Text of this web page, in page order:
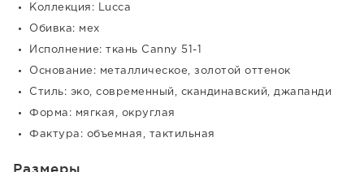
Коллекция: Lucca
Обивка: мех
Исполнение: ткань Canny 51-1
Основание: металлическое, золотой оттенок
Стиль: эко, современный, скандинавский, джапанди
Форма: мягкая, округлая
Фактура: объемная, тактильная
Размеры